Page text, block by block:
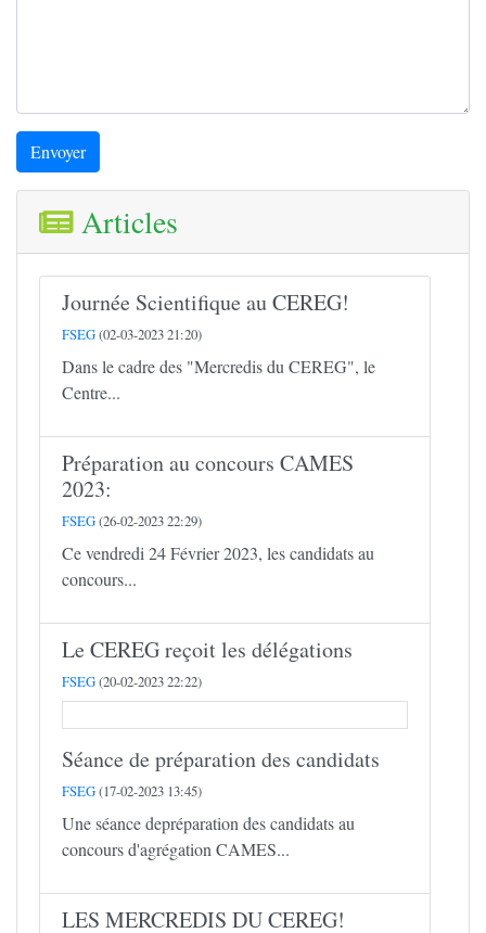
Envoyer
Articles
Journée Scientifique au CEREG!
FSEG(02-03-2023 21:20)
Dans le cadre des "Mercredis du CEREG", le
Centre...
Préparation au concours CAMES
2023:
FSEG(26-02-2023 22:29)
Ce vendredi 24 Février 2023, les candidats au
concours...
Le CEREG reçoit les délégations
FSEG(20-02-2023 22:22)
Séance de préparation des candidats
FSEG(17-02-2023 13:45)
Une séance depréparation des candidats au
concours d'agrégation CAMES...
LES MERCREDIS DU CEREG!